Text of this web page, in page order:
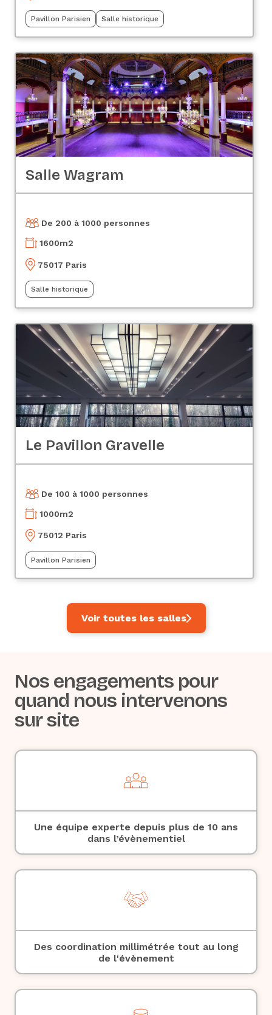
Pavillon Parisien Salle historique
Salle Wagram
De 200 à 1000 personnes
1600m2
75017 Paris
Salle historique
Le Pavillon Gravelle
De 100 à 1000 personnes
1000m2
75012 Paris
Pavillon Parisien
Voir toutes les salles
Nos engagements pour
quand nous intervenons
sur site
Une équipe experte depuis plus de 10 ans
dans l’évènementiel
Des coordination millimétrée tout au long
de l'évènement